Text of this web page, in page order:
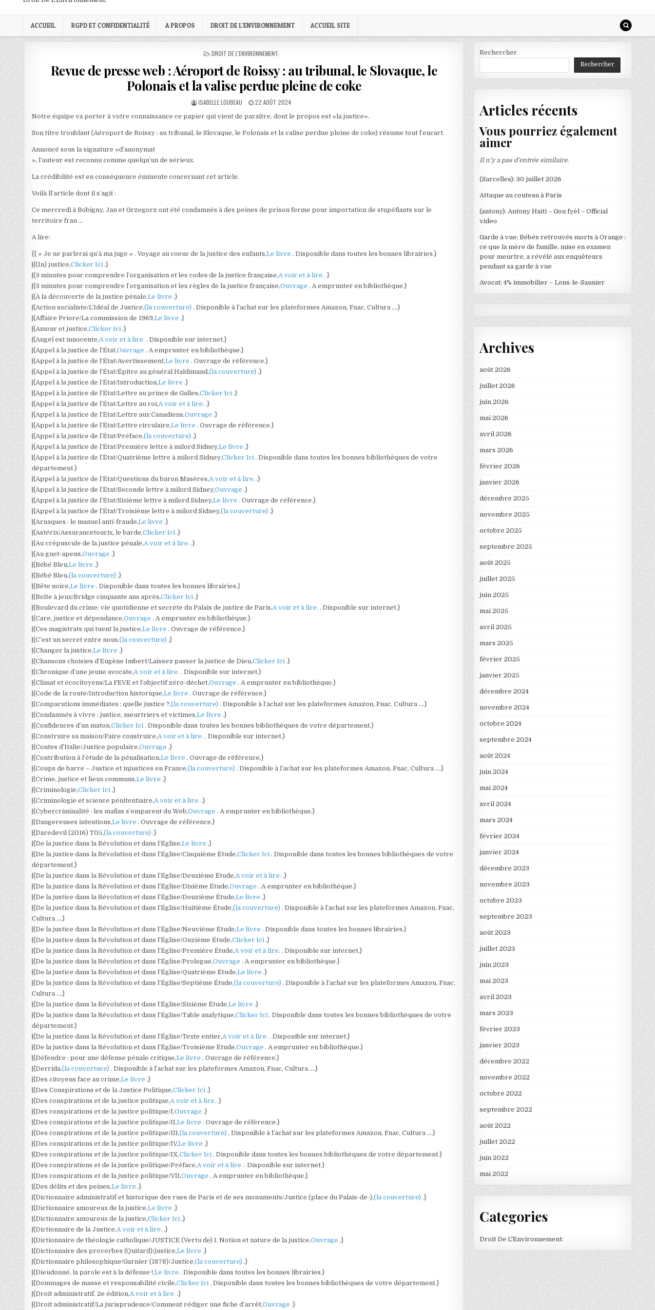
ACCUEIL RGPD ET CONFIDENTIALITÉ A PROPOS DROIT DE L’ENVIRONNEMENT ACCUEIL SITE
POSTED
DROIT DE L'ENVIRONNEMENT:
Revue de presse web : Aéroport de Roissy : au tribunal, le Slovaque, le
Polonais et la valise perdue pleine de coke
AUTHOR:
ISABELLE LOUBEAU
PUBLISHED
22 AOÛT 2024
Notre équipe va porter à votre connaissance ce papier qui vient de paraître, dont le propos est «la justice».
Son titre troublant (Aéroport de Roissy : au tribunal, le Slovaque, le Polonais et la valise perdue pleine de coke) résume tout l’encart.
Annoncé sous la signature «d’anonymat
», l’auteur est reconnu comme quelqu’un de sérieux.
La crédibilité est en conséquence éminente concernant cet article.
Voilà ll’article dont il s’agit :
Ce mercredi à Bobigny, Jan et Grzegorz ont été condamnés à des peines de prison ferme pour importation de stupéfiants sur le
territoire fran …
A lire:
{{ » Je ne parlerai qu’à ma juge « . Voyage au coeur de la justice des enfants,Le livre. Disponible dans toutes les bonnes librairies.}
|{(In) justice,Clicker Ici.}
|{3 minutes pour comprendre l’organisation et les codes de la justice française,A voir et à lire..}
|{3 minutes pour comprendre l’organisation et les règles de la justice française,Ouvrage. A emprunter en bibliothèque.}
|{À la découverte de la justice pénale,Le livre.}
|{Action socialiste/L’Idéal de Justice,(la couverture). Disponible à l’achat sur les plateformes Amazon, Fnac, Cultura ….}
|{Affaire Priore/La commission de 1969,Le livre.}
|{Amour et justice,Clicker Ici.}
|{Angel est innocente,A voir et à lire.. Disponible sur internet.}
|{Appel à la justice de l’État,Ouvrage. A emprunter en bibliothèque.}
|{Appel à la justice de l’État/Avertissement,Le livre. Ouvrage de référence.}
|{Appel à la justice de l’État/Épitre au général Haldimand,(la couverture).}
|{Appel à la justice de l’État/Introduction,Le livre.}
|{Appel à la justice de l’État/Lettre au prince de Galles,Clicker Ici.}
|{Appel à la justice de l’État/Lettre au roi,A voir et à lire..}
|{Appel à la justice de l’État/Lettre aux Canadiens,Ouvrage.}
|{Appel à la justice de l’État/Lettre circulaire,Le livre. Ouvrage de référence.}
|{Appel à la justice de l’État/Préface,(la couverture).}
|{Appel à la justice de l’État/Première lettre à milord Sidney,Le livre.}
|{Appel à la justice de l’État/Quatrième lettre à milord Sidney,Clicker Ici. Disponible dans toutes les bonnes bibliothèques de votre
département.}
|{Appel à la justice de l’État/Questions du baron Masères,A voir et à lire..}
|{Appel à la justice de l’État/Seconde lettre à milord Sidney,Ouvrage.}
|{Appel à la justice de l’État/Sixième lettre à milord Sidney,Le livre. Ouvrage de référence.}
|{Appel à la justice de l’État/Troisième lettre à milord Sidney,(la couverture).}
|{Arnaques : le manuel anti-fraude,Le livre.}
|{Astérix/Assurancetourix, le barde,Clicker Ici.}
|{Au crépuscule de la justice pénale,A voir et à lire..}
|{Au guet-apens,Ouvrage.}
|{Bébé Bleu,Le livre.}
|{Bébé Bleu,(la couverture).}
|{Bête noire,Le livre. Disponible dans toutes les bonnes librairies.}
|{Boîte à jeux/Bridge cinquante ans après,Clicker Ici.}
|{Boulevard du crime: vie quotidienne et secrète du Palais de justice de Paris,A voir et à lire.. Disponible sur internet.}
|{Care, justice et dépendance,Ouvrage. A emprunter en bibliothèque.}
|{Ces magistrats qui tuent la justice,Le livre. Ouvrage de référence.}
|{C’est un secret entre nous,(la couverture).}
|{Changer la justice,Le livre.}
|{Chansons choisies d’Eugène Imbert/Laissez passer la justice de Dieu,Clicker Ici.}
|{Chronique d’une jeune avocate,A voir et à lire.. Disponible sur internet.}
|{Climat et écocitoyens/La FEVE et l’objectif zéro-déchet,Ouvrage. A emprunter en bibliothèque.}
|{Code de la route/Introduction historique,Le livre. Ouvrage de référence.}
|{Comparutions immédiates : quelle justice ?,(la couverture). Disponible à l’achat sur les plateformes Amazon, Fnac, Cultura ….}
|{Condamnés à vivre : justice, meurtriers et victimes,Le livre.}
|{Confidences d’un maton,Clicker Ici. Disponible dans toutes les bonnes bibliothèques de votre département.}
|{Construire sa maison/Faire construire,A voir et à lire.. Disponible sur internet.}
|{Contes d’Italie/Justice populaire,Ouvrage.}
|{Contribution à l’étude de la pénalisation,Le livre. Ouvrage de référence.}
|{Coups de barre – Justice et injustices en France,(la couverture). Disponible à l’achat sur les plateformes Amazon, Fnac, Cultura ….}
|{Crime, justice et lieux communs,Le livre.}
|{Criminologie,Clicker Ici.}
|{Criminologie et science pénitentiaire,A voir et à lire..}
|{Cybercriminalité : les mafias s’emparent du Web,Ouvrage. A emprunter en bibliothèque.}
|{Dangereuses intentions,Le livre. Ouvrage de référence.}
|{Daredevil (2016) T05,(la couverture).}
|{De la justice dans la Révolution et dans l’Église,Le livre.}
|{De la justice dans la Révolution et dans l’Église/Cinquième Étude,Clicker Ici. Disponible dans toutes les bonnes bibliothèques de votre
département.}
|{De la justice dans la Révolution et dans l’Église/Deuxième Étude,A voir et à lire..}
|{De la justice dans la Révolution et dans l’Église/Dixième Étude,Ouvrage. A emprunter en bibliothèque.}
|{De la justice dans la Révolution et dans l’Église/Douzième Étude,Le livre.}
|{De la justice dans la Révolution et dans l’Église/Huitième Étude,(la couverture). Disponible à l’achat sur les plateformes Amazon, Fnac,
Cultura ….}
|{De la justice dans la Révolution et dans l’Église/Neuvième Étude,Le livre. Disponible dans toutes les bonnes librairies.}
|{De la justice dans la Révolution et dans l’Église/Onzième Étude,Clicker Ici.}
|{De la justice dans la Révolution et dans l’Église/Première Étude,A voir et à lire.. Disponible sur internet.}
|{De la justice dans la Révolution et dans l’Église/Prologue,Ouvrage. A emprunter en bibliothèque.}
|{De la justice dans la Révolution et dans l’Église/Quatrième Étude,Le livre.}
|{De la justice dans la Révolution et dans l’Église/Septième Étude,(la couverture). Disponible à l’achat sur les plateformes Amazon, Fnac,
Cultura ….}
|{De la justice dans la Révolution et dans l’Église/Sixième Étude,Le livre.}
|{De la justice dans la Révolution et dans l’Église/Table analytique,Clicker Ici. Disponible dans toutes les bonnes bibliothèques de votre
département.}
|{De la justice dans la Révolution et dans l’Église/Texte entier,A voir et à lire.. Disponible sur internet.}
|{De la justice dans la Révolution et dans l’Église/Troisième Étude,Ouvrage. A emprunter en bibliothèque.}
|{Défendre : pour une défense pénale critique,Le livre. Ouvrage de référence.}
|{Derrida,(la couverture). Disponible à l’achat sur les plateformes Amazon, Fnac, Cultura ….}
|{Des citoyens face au crime,Le livre.}
|{Des Conspirations et de la Justice Politique,Clicker Ici.}
|{Des conspirations et de la justice politique,A voir et à lire..}
|{Des conspirations et de la justice politique/I,Ouvrage.}
|{Des conspirations et de la justice politique/II,Le livre. Ouvrage de référence.}
|{Des conspirations et de la justice politique/III,(la couverture). Disponible à l’achat sur les plateformes Amazon, Fnac, Cultura ….}
|{Des conspirations et de la justice politique/IV,Le livre.}
|{Des conspirations et de la justice politique/IX,Clicker Ici. Disponible dans toutes les bonnes bibliothèques de votre département.}
|{Des conspirations et de la justice politique/Préface,A voir et à lire.. Disponible sur internet.}
|{Des conspirations et de la justice politique/VII,Ouvrage. A emprunter en bibliothèque.}
|{Des délits et des peines,Le livre.}
|{Dictionnaire administratif et historique des rues de Paris et de ses monuments/Justice (place du Palais-de-),(la couverture).}
|{Dictionnaire amoureux de la justice,Le livre.}
|{Dictionnaire amoureux de la justice,Clicker Ici.}
|{Dictionnaire de la Justice,A voir et à lire..}
|{Dictionnaire de théologie catholique/JUSTICE (Vertu de) I. Notion et nature de la justice,Ouvrage.}
|{Dictionnaire des proverbes (Quitard)/justice,Le livre.}
|{Dictionnaire philosophique/Garnier (1878)/Justice,(la couverture).}
|{Dieudonné, la parole est à la défense !,Le livre. Disponible dans toutes les bonnes librairies.}
|{Dommages de masse et responsabilité civile,Clicker Ici. Disponible dans toutes les bonnes bibliothèques de votre département.}
|{Droit administratif. 2e édition,A voir et à lire..}
|{Droit administratif/La jurisprudence/Comment rédiger une fiche d’arrêt,Ouvrage.}
Rechercher
Rechercher
Articles récents
Vous pourriez également
aimer
Il n’y a pas d’entrée similaire.
(Sarcelles): 30 juillet 2026
Attaque au couteau à Paris
(antony): Antony Haiti – Gou fyèl – Official
video
Garde à vue; Bébés retrouvés morts à Orange :
ce que la mère de famille, mise en examen
pour meurtre, a révélé aux enquêteurs
pendant sa garde à vue
Avocat; 4% immobilier – Lons-le-Saunier
Archives
août 2026
juillet 2026
juin 2026
mai 2026
avril 2026
mars 2026
février 2026
janvier 2026
décembre 2025
novembre 2025
octobre 2025
septembre 2025
août 2025
juillet 2025
juin 2025
mai 2025
avril 2025
mars 2025
février 2025
janvier 2025
décembre 2024
novembre 2024
octobre 2024
septembre 2024
août 2024
juin 2024
mai 2024
avril 2024
mars 2024
février 2024
janvier 2024
décembre 2023
novembre 2023
octobre 2023
septembre 2023
août 2023
juillet 2023
juin 2023
mai 2023
avril 2023
mars 2023
février 2023
janvier 2023
décembre 2022
novembre 2022
octobre 2022
septembre 2022
août 2022
juillet 2022
juin 2022
mai 2022
Categories
Droit De L'Environnement: